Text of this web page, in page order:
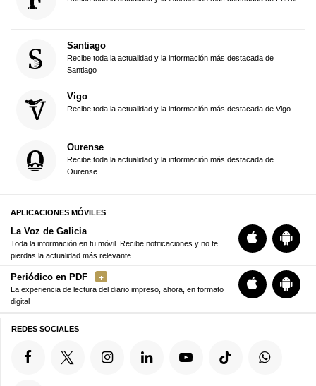
Santiago
Recibe toda la actualidad y la información más destacada de
Santiago
Vigo
Recibe toda la actualidad y la información más destacada de Vigo
Ourense
Recibe toda la actualidad y la información más destacada de
Ourense
APLICACIONES MÓVILES
La Voz de Galicia
Toda la información en tu móvil. Recibe notificaciones y no te
pierdas la actualidad más relevante
Periódico en PDF
La experiencia de lectura del diario impreso, ahora, en formato
digital
REDES SOCIALES